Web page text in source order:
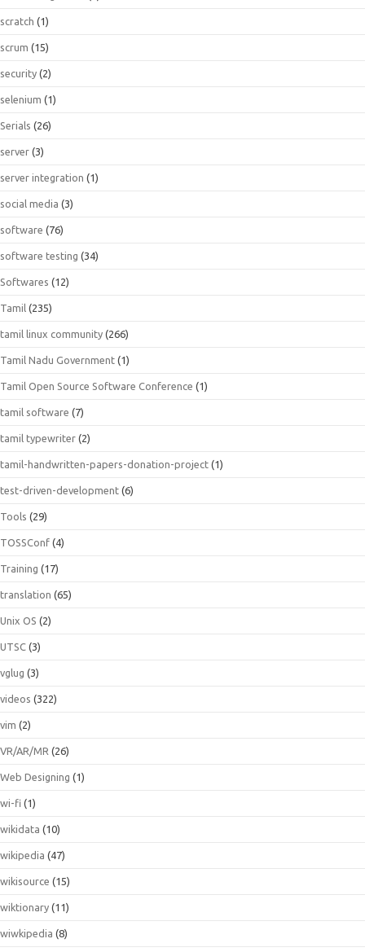
scratch (1)
scrum (15)
security (2)
selenium (1)
Serials (26)
server (3)
server integration (1)
social media (3)
software (76)
software testing (34)
Softwares (12)
Tamil (235)
tamil linux community (266)
Tamil Nadu Government (1)
Tamil Open Source Software Conference (1)
tamil software (7)
tamil typewriter (2)
tamil-handwritten-papers-donation-project (1)
test-driven-development (6)
Tools (29)
TOSSConf (4)
Training (17)
translation (65)
Unix OS (2)
UTSC (3)
vglug (3)
videos (322)
vim (2)
VR/AR/MR (26)
Web Designing (1)
wi-fi (1)
wikidata (10)
wikipedia (47)
wikisource (15)
wiktionary (11)
wiwkipedia (8)